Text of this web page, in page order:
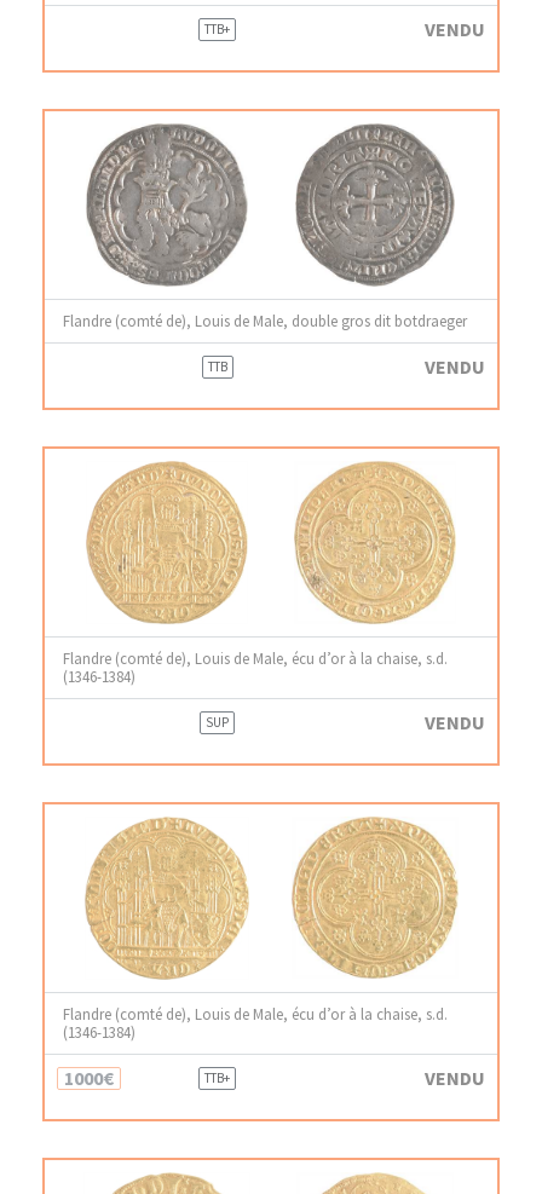
TTB+ VENDU
Flandre (comté de), Louis de Male, double gros dit botdraeger
TTB VENDU
Flandre (comté de), Louis de Male, écu d’or à la chaise, s.d.
(1346-1384)
SUP VENDU
Flandre (comté de), Louis de Male, écu d’or à la chaise, s.d.
(1346-1384)
1000€ TTB+ VENDU